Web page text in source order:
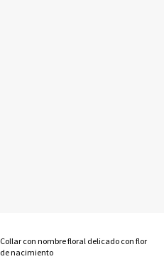
Collar con nombre floral delicado con flor
de nacimiento